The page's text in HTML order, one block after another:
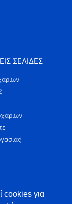
ΣΕΛΙΔΕΣ
cookies για